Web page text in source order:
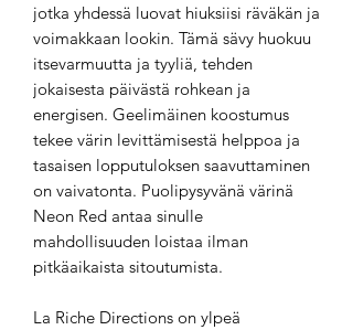
jotka yhdessä luovat hiuksiisi räväkän ja
voimakkaan lookin. Tämä sävy huokuu
itsevarmuutta ja tyyliä, tehden
jokaisesta päivästä rohkean ja
energisen. Geelimäinen koostumus
tekee värin levittämisestä helppoa ja
tasaisen lopputuloksen saavuttaminen
on vaivatonta. Puolipysyvänä värinä
Neon Red antaa sinulle
mahdollisuuden loistaa ilman
pitkäaikaista sitoutumista.
La Riche Directions on ylpeä